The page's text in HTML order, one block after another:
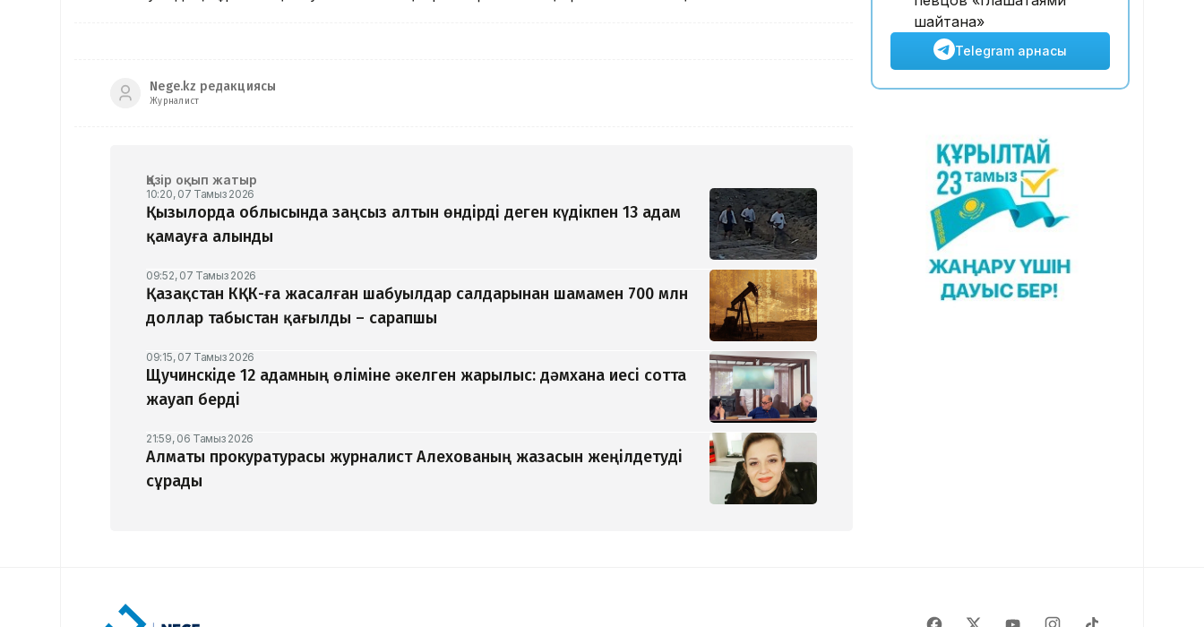
Nege.kz редакциясы
Журналист
Қазір оқып жатыр
10:20, 07 Тамыз 2026
Қызылорда облысында заңсыз алтын өндірді деген күдікпен 13 адам
қамауға алынды
09:52, 07 Тамыз 2026
Қазақстан КҚК-ға жасалған шабуылдар салдарынан шамамен 700 млн
доллар табыстан қағылды – сарапшы
09:15, 07 Тамыз 2026
Щучинскіде 12 адамның өліміне әкелген жарылыс: дәмхана иесі сотта
жауап берді
21:59, 06 Тамыз 2026
Алматы прокуратурасы журналист Алехованың жазасын жеңілдетуді
сұрады
шайтана»
Telegram арнасы